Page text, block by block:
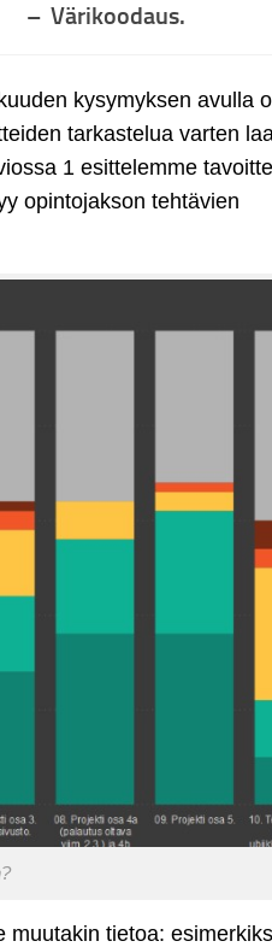
– Värikoodaus.
kysymyksen avulla
tarkastelua varten
1 esittelemme
opintojakson tehtävien
muutakin tietoa: